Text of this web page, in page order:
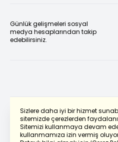
Sizlere daha iyi bir hizmet
sitemizde çerezlerden
Sitemizi kullanmaya devam
kullanmamıza izin vermiş
Günlük gelişmeleri sosyal
medya hesaplarından takip
edebilirsiniz.
Powered by